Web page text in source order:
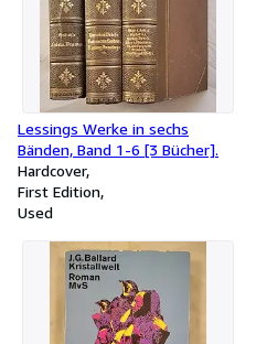
Lessings Werke in sechs
Bänden, Band 1-6 [3 Bücher].
Hardcover
First Edition
Used